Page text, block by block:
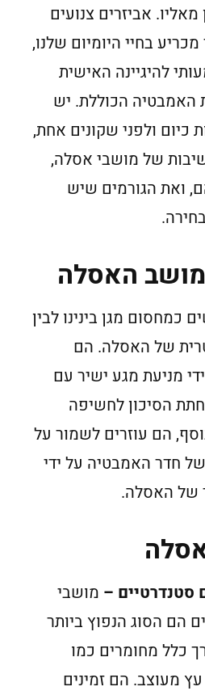
אביזרים צנועים
בחיי היומיום שלנו,
להיגיינה האישית
האמבטיה הכוללת. יש
כיום ולפני שקונים אחת,
של מושבי אסלה,
ואת הגורמים שיש
האסלה
מגן בינינו לבין
של האסלה. הם
מניעת מגע ישיר עם
הסיכון לחשיפה
הם עוזרים לשמור על
חדר האמבטיה על ידי
של האסלה.
סטנדרטיים – מושבי
הם הסוג הנפוץ ביותר
כלל מחומרים כמו
מעוצב. הם זמינים